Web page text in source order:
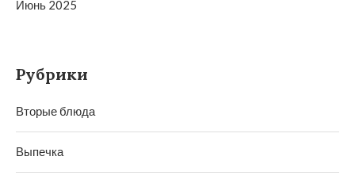
Июнь 2025
Рубрики
Вторые блюда
Выпечка